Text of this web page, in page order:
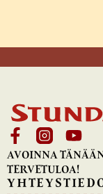
AVOINNA
TERVETULOA!